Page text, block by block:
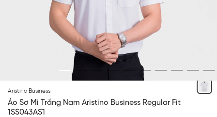
Aristino Business
Áo Sơ Mi Trắng Nam Aristino Business Regular Fit
1SS043AS1